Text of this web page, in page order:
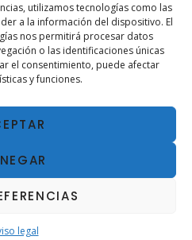
utilizamos tecnologías como las
a la información del dispositivo. El
nos permitirá procesar datos
o las identificaciones únicas
el consentimiento, puede afectar
y funciones.
legal
| ESTANC SAN AGUSTÍN